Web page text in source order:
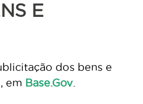
E
dos bens e
em Base.Gov